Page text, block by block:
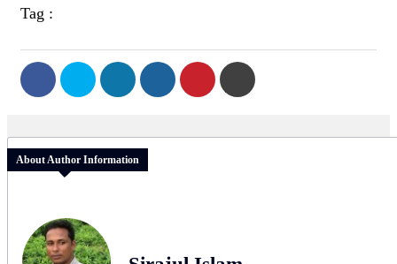
Tag :
About Author Information